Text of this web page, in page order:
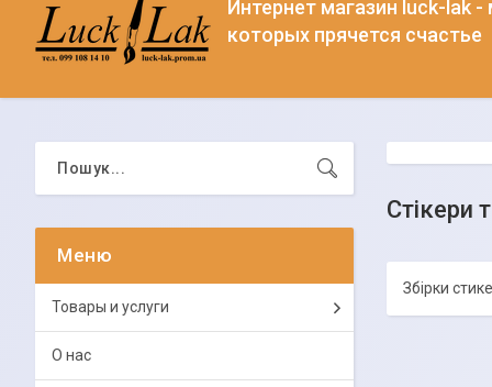
Интернет магазин luck-lak -
которых прячется счастье
Стікери
Збірки
Товары и услуги
О нас